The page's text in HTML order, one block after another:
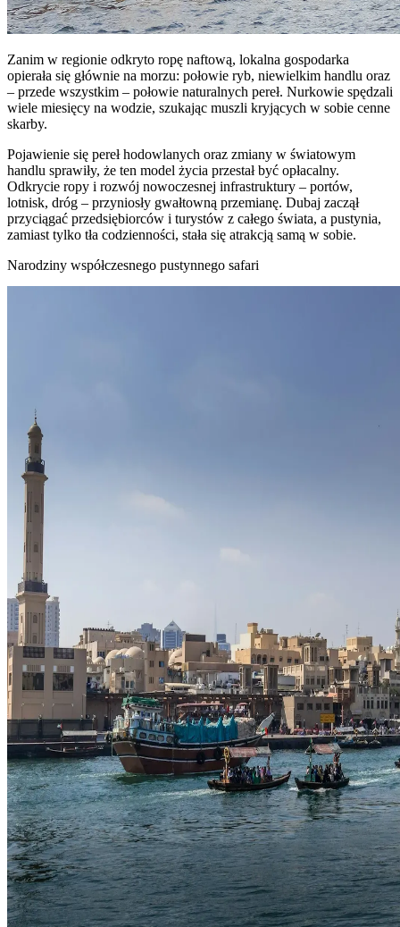
Zanim w regionie odkryto ropę naftową, lokalna gospodarka
opierała się głównie na morzu: połowie ryb, niewielkim handlu oraz
– przede wszystkim – połowie naturalnych pereł. Nurkowie spędzali
wiele miesięcy na wodzie, szukając muszli kryjących w sobie cenne
skarby.
Pojawienie się pereł hodowlanych oraz zmiany w światowym
handlu sprawiły, że ten model życia przestał być opłacalny.
Odkrycie ropy i rozwój nowoczesnej infrastruktury – portów,
lotnisk, dróg – przyniosły gwałtowną przemianę. Dubaj zaczął
przyciągać przedsiębiorców i turystów z całego świata, a pustynia,
zamiast tylko tła codzienności, stała się atrakcją samą w sobie.
Narodziny współczesnego pustynnego safari